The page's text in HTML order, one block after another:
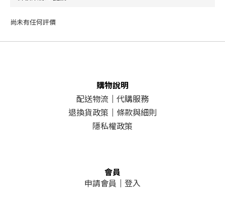
尚未有任何評價
購物說明
配送物流 ｜ 代購服務
退換貨政策 ｜ 條款與細則
隱私權政策
會員
申請會員 ｜ 登入